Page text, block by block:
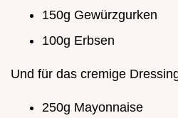
150g Gewürzgurken
100g Erbsen
Und für das cremige
250g Mayonnaise